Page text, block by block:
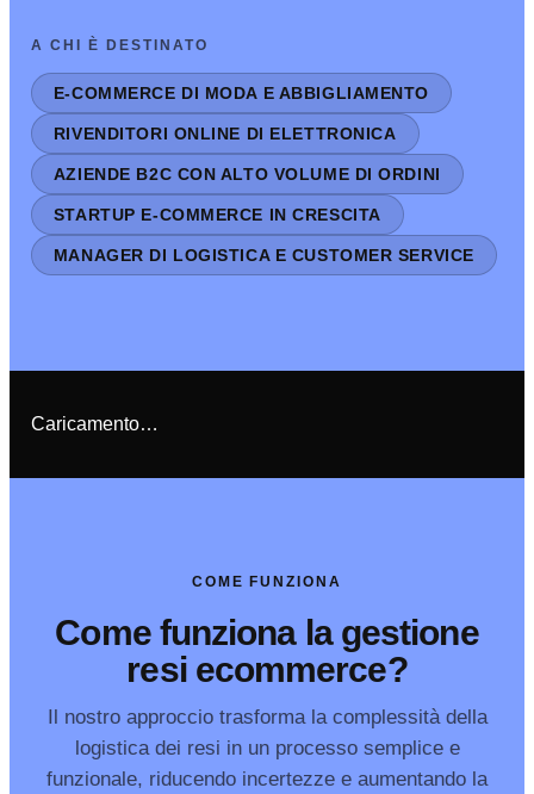
A CHI È DESTINATO
E-COMMERCE DI MODA E ABBIGLIAMENTO
RIVENDITORI ONLINE DI ELETTRONICA
AZIENDE B2C CON ALTO VOLUME DI ORDINI
STARTUP E-COMMERCE IN CRESCITA
MANAGER DI LOGISTICA E CUSTOMER SERVICE
Caricamento…
COME FUNZIONA
Come funziona la gestione
resi ecommerce?
Il nostro approccio trasforma la complessità della
logistica dei resi in un processo semplice e
funzionale, riducendo incertezze e aumentando la